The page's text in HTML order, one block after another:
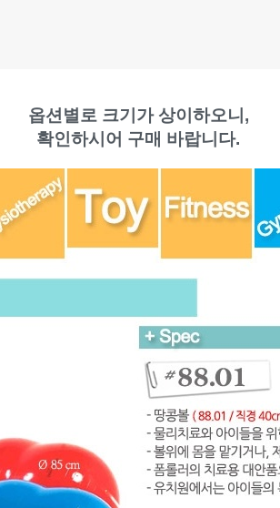
옵션별로 크기가 상이하오니,
확인하시어 구매 바랍니다.